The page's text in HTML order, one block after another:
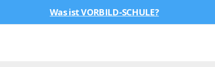
Was ist VORBILD-SCHULE?